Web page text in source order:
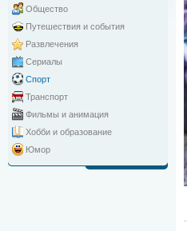
Общество
Путешествия и события
Развлечения
Сериалы
Спорт
Транспорт
Фильмы и анимация
Хобби и образование
Юмор